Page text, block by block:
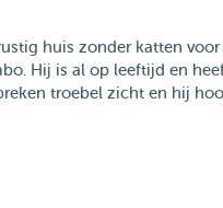
huis zonder katten
Hij is al op leeftijd en
troebel zicht en hij